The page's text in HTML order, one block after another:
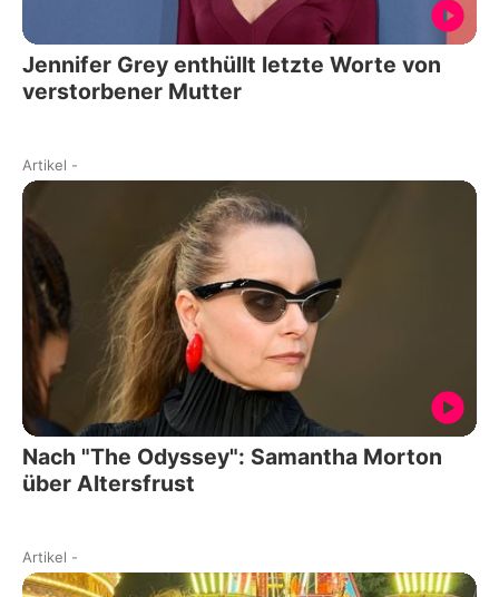
Jennifer Grey enthüllt letzte Worte von
verstorbener Mutter
Artikel -
Nach "The Odyssey": Samantha Morton
über Altersfrust
Artikel -